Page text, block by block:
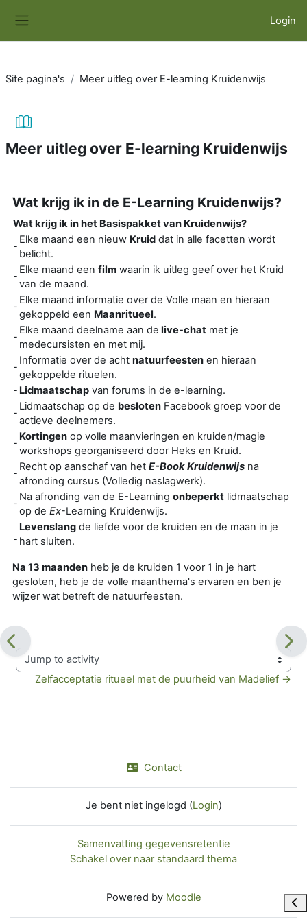
Login
Site pagina's Meer uitleg over E-learning Kruidenwijs
Meer uitleg over E-learning Kruidenwijs
Wat krijg ik in de E-Learning Kruidenwijs?
Wat krijg ik in het Basispakket van Kruidenwijs?
-
Elke maand een nieuw Kruid dat in alle facetten wordt
belicht.
-
Elke maand een film waarin ik uitleg geef over het Kruid
van de maand.
-
Elke maand informatie over de Volle maan en hieraan
gekoppeld een Maanritueel.
-
Elke maand deelname aan de live-chat met je
medecursisten en met mij.
-
Informatie over de acht natuurfeesten en hieraan
gekoppelde rituelen.
- Lidmaatschap van forums in de e-learning.
-
Lidmaatschap op de besloten Facebook groep voor de
actieve deelnemers.
-
Kortingen op volle maanvieringen en kruiden/magie
workshops georganiseerd door Heks en Kruid.
-
Recht op aanschaf van het E-Book Kruidenwijs na
afronding cursus (Volledig naslagwerk).
-
Na afronding van de E-Learning onbeperkt lidmaatschap
op de Ex-Learning Kruidenwijs.
-
Levenslang de liefde voor de kruiden en de maan in je
hart sluiten.
Na 13 maanden heb je de kruiden 1 voor 1 in je hart
gesloten, heb je de volle maanthema's ervaren en ben je
wijzer wat betreft de natuurfeesten.
Jump to activity
Zelfacceptatie ritueel met de puurheid van Madelief →
Contact
Je bent niet ingelogd (Login)
Samenvatting gegevensretentie
Schakel over naar standaard thema
Powered by Moodle